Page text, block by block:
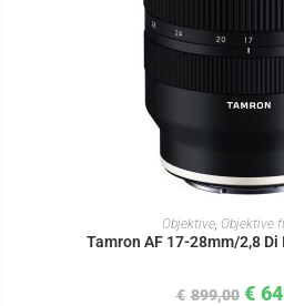
IN DEN
Objektive, Objektive
Tamron AF 17-28mm/2,8 Di
€ 899,00 €